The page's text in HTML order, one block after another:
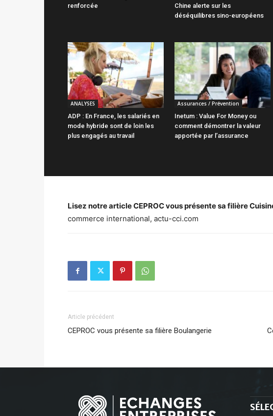
renforcée
Chine alerte sur les
déséquilibres sino-européens
ANALYSES
ADP : En France, les salariés en
mode hybride sont de loin les
plus engagés au travail
Assurances / Prévention
Inetum : Value For Money ou
comment démontrer la valeur
apportée par l’assurance
Lisez notre article CEPROC vous présente sa filière
commerce international, actu-cci.com
Article précédent
CEPROC vous présente sa filière Boulangerie